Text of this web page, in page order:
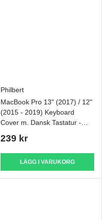
Philbert
MacBook Pro 13" (2017) / 12"
(2015 - 2019) Keyboard
Cover m. Dansk Tastatur -
239 kr
LÄGG I VARUKORG